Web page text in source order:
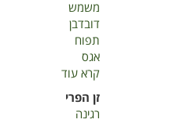
משמש
דובדבן
תפוח
אגס
קרא עוד
זן הפרי
רגינה